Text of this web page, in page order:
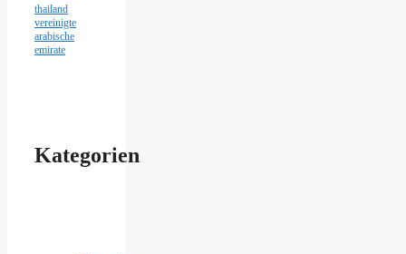
thailand
vereinigte
arabische
emirate
Kategorien